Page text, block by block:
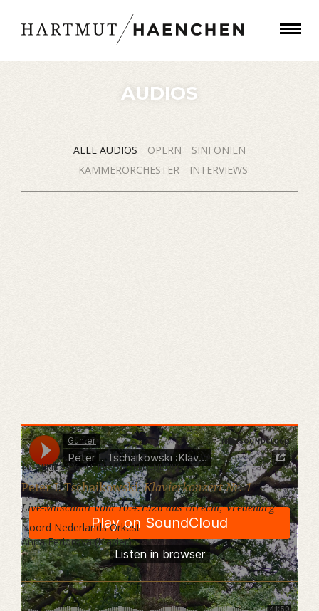
AUDIOS
ALLE AUDIOS OPERN
SINFONIEN
KAMMERORCHESTER
INTERVIEWS
Gunter·Peter I. Tschaikowski :Klavierkonzert Nr. 1
10. APRIL 2026 · UTRECHT, VREDENBURG
Peter I. Tschaikowski:Klavierkonzert Nr. 1
Live-Mitschnitt vom 10.4.1926 aus Utrecht, Vredenbrg
Noord Nederlands Orkest
Anna Fedorova (Klavier)